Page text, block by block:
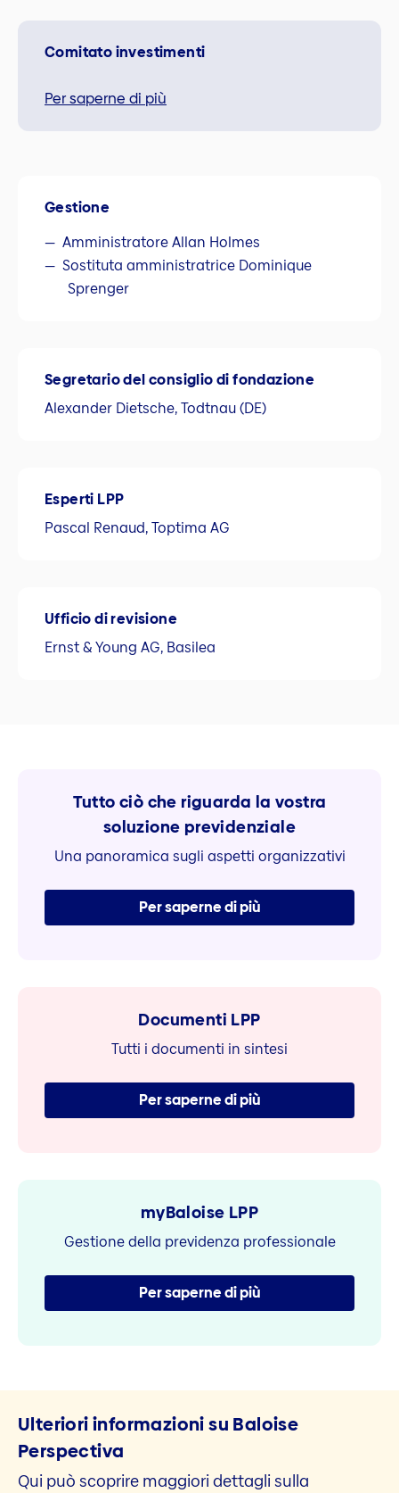
Comitato investimenti
Per saperne di più
Gestione
Amministratore Allan Holmes
Sostituta amministratrice Dominique
Sprenger
Segretario del consiglio di fondazione
Alexander Dietsche, Todtnau (DE)
Esperti LPP
Pascal Renaud, Toptima AG
Ufficio di revisione
Ernst & Young AG, Basilea
Tutto ciò che riguarda la vostra
soluzione previdenziale
Una panoramica sugli aspetti organizzativi
Per saperne di più
Documenti LPP
Tutti i documenti in sintesi
Per saperne di più
myBaloise LPP
Gestione della previdenza professionale
Per saperne di più
Ulteriori informazioni su Baloise
Perspectiva
Qui può scoprire maggiori dettagli sulla